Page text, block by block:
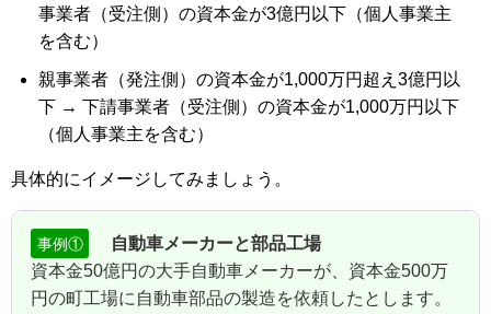
事業者（受注側）の資本金が3億円以下（個人事業主
を含む）
親事業者（発注側）の資本金が1,000万円超え3億円以
下 → 下請事業者（受注側）の資本金が1,000万円以下
（個人事業主を含む）
具体的にイメージしてみましょう。
事例①
自動車メーカーと部品工場
資本金50億円の大手自動車メーカーが、資本金500万
円の町工場に自動車部品の製造を依頼したとします。